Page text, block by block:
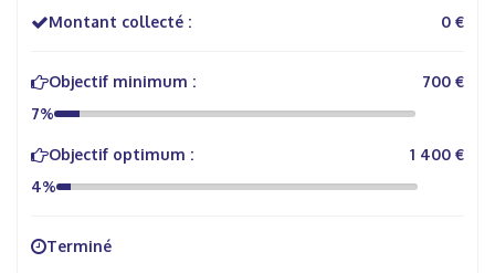
Montant collecté : 0 €
Objectif minimum :
700 €
7%
Objectif optimum :
1 400 €
4%
Terminé